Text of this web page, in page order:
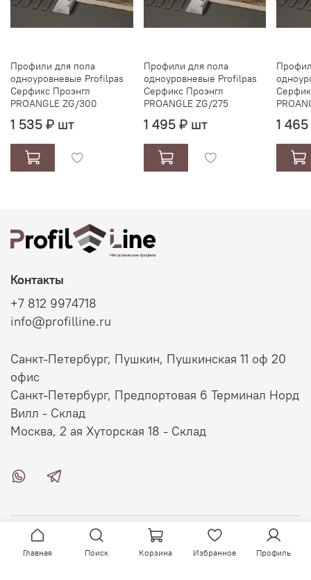
Профили для пола
одноуровневые Profilpas
Серфикс Проэнгл
PROANGLE ZG/300
1 535 ₽ шт
Профили для пола
одноуровневые Profilpas
Серфикс Проэнгл
PROANGLE ZG/275
1 495 ₽ шт 1
О магазине
Контакты
+7 812 9974718
info@profilline.ru
Санкт-Петербург, Пушкин, Пушкинская 11 оф 20
офис
Санкт-Петербург, Предпортовая 6 Терминал Норд
Вилл - Склад
Москва, 2 ая Хуторская 18 - Склад
Главная Поиск Корзина Избранное Профиль